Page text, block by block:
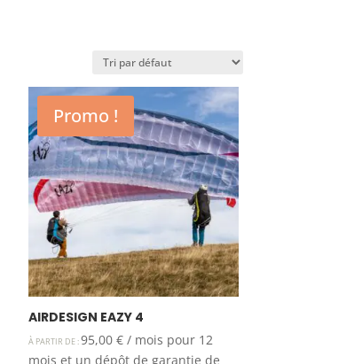
Promo !
AIRDESIGN EAZY 4
À PARTIR DE :95,00€ / mois pour 12
mois et un dépôt de garantie de